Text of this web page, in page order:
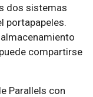
dos sistemas
portapapeles.
compartirse
Parallels con